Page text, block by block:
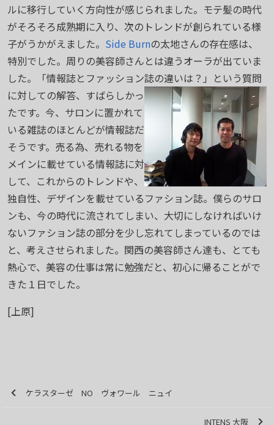
ルに移行していく方向性が感じられました。モテ髪の時代
がそろそろ成熟期に入り、次のトレンドが創られている様
子がうかがえました。 Side Burnの太地さんの存在感は、
特別でした。周りの美容師さんとは違うオーラが出ていま
した。「情報誌とファッション誌の違いは？」と いう質問
に対しての解答、すばらしかっ
たです。今、サロンに置かれて
いる雑誌のほとんどが情報誌だ
そうです。売る為、売れる物を
メインに載せている情報誌に対
して、これからのトレンドや、
独自性、デザインを載せているファション誌。僕らのサロ
ンも、今の時代に流されてしまい、大切にしなければいけ
ないファション誌の部分を少し忘れてしまっているのでは
と、考えさせられました。関西の美容師さん達も、とても
熱心で、美容の仕事は常に勉強だと、初心に帰ることがで
きた１日でした。
[上原]
ケラスターゼ NO ヴォワール ニュイ
INTENS 大阪